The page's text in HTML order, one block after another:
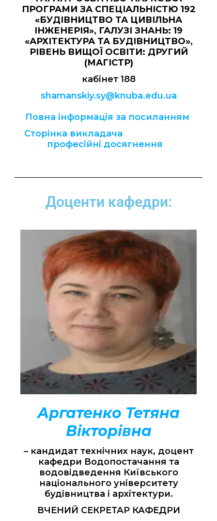
ПРОГРАМИ ЗА СПЕЦІАЛЬНІСТЮ 192
«БУДІВНИЦТВО ТА ЦИВІЛЬНА
ІНЖЕНЕРІЯ», ГАЛУЗІ ЗНАНЬ: 19
«АРХІТЕКТУРА ТА БУДІВНИЦТВО»,
РІВЕНЬ ВИЩОЇ ОСВІТИ: ДРУГИЙ
(МАГІСТР)
кабінет 188
shamanskiy.sy@knuba.edu.ua
Повна інформація за посиланням
Сторінка викладача
професійні досягнення
Доценти кафедри:
Аргатенко Тетяна
Вікторівна
– кандидат технічних наук, доцент
кафедри Водопостачання та
водовідведення Київського
національного університету
будівництва і архітектури.
ВЧЕНИЙ СЕКРЕТАР КАФЕДРИ